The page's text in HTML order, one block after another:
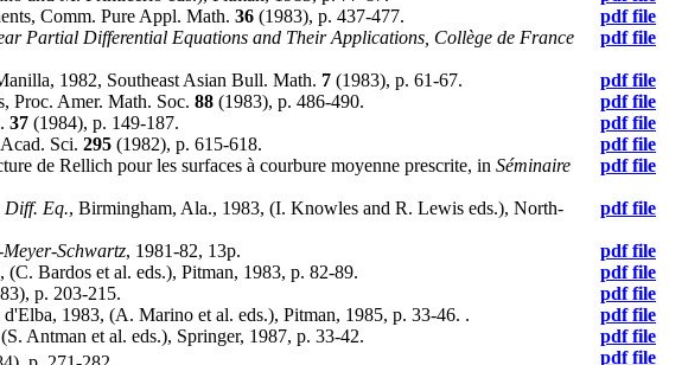
Comm. Pure Appl. Math. 36 (1983), p. 437-477.
pdf file
Partial Differential Equations and Their Applications, Collège de France
pdf file
1982, Southeast Asian Bull. Math. 7 (1983), p. 61-67.
pdf file
Proc. Amer. Math. Soc. 88 (1983), p. 486-490.
pdf file
37 (1984), p. 149-187.
pdf file
Sci. 295 (1982), p. 615-618.
pdf file
de Rellich pour les surfaces à courbure moyenne prescrite, in Séminaire
pdf file
Diff. Eq., Birmingham, Ala., 1983, (I. Knowles and R. Lewis eds.), North-
pdf file
Schwartz, 1981-82, 13p.
pdf file
(C. Bardos et al. eds.), Pitman, 1983, p. 82-89.
pdf file
p. 203-215.
pdf file
d'Elba, 1983, (A. Marino et al. eds.), Pitman, 1985, p. 33-46. .
pdf file
Antman et al. eds.), Springer, 1987, p. 33-42.
pdf file
pdf file